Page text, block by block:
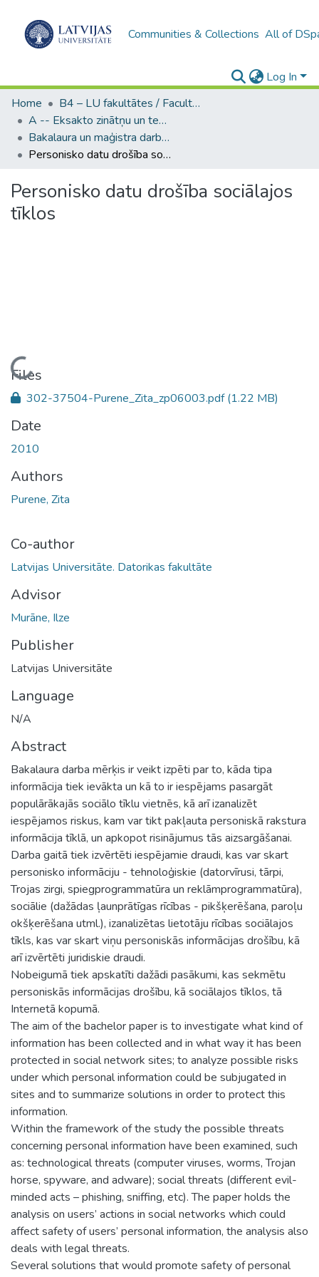
Communities & Collections All of
Log In
Home
B4 – LU fakultātes / Faculties of the UL
A -- Eksakto zinātņu un tehnoloģiju fakultāte / Faculty of Science and Technology
Bakalaura un maģistra darbi (EZTF) / Bachelor's and Master's theses
Personisko datu drošība sociālajos tīklos
Personisko datu drošība sociālajos
tīklos
Loading...
Files
302-37504-Purene_Zita_zp06003.pdf(1.22 MB)
Date
2010
Authors
Purene, Zita
Co-author
Latvijas Universitāte. Datorikas fakultāte
Advisor
Murāne, Ilze
Publisher
Latvijas Universitāte
Language
N/A
Abstract
Bakalaura darba mērķis ir veikt izpēti par to, kāda tipa
informācija tiek ievākta un kā to ir iespējams pasargāt
populārākajās sociālo tīklu vietnēs, kā arī izanalizēt
iespējamos riskus, kam var tikt pakļauta personiskā rakstura
informācija tīklā, un apkopot risinājumus tās aizsargāšanai.
Darba gaitā tiek izvērtēti iespējamie draudi, kas var skart
personisko informāciju - tehnoloģiskie (datorvīrusi, tārpi,
Trojas zirgi, spiegprogrammatūra un reklāmprogrammatūra),
sociālie (dažādas ļaunprātīgas rīcības - pikšķerēšana, paroļu
okšķerēšana utml.), izanalizētas lietotāju rīcības sociālajos
tīkls, kas var skart viņu personiskās informācijas drošību, kā
arī izvērtēti juridiskie draudi.
Nobeigumā tiek apskatīti dažādi pasākumi, kas sekmētu
personiskās informācijas drošību, kā sociālajos tīklos, tā
Internetā kopumā.
The aim of the bachelor paper is to investigate what kind of
information has been collected and in what way it has been
protected in social network sites; to analyze possible risks
under which personal information could be subjugated in
sites and to summarize solutions in order to protect this
information.
Within the framework of the study the possible threats
concerning personal information have been examined, such
as: technological threats (computer viruses, worms, Trojan
horse, spyware, and adware); social threats (different evil-
minded acts – phishing, sniffing, etc). The paper holds the
analysis on users’ actions in social networks which could
affect safety of users’ personal information, the analysis also
deals with legal threats.
Several solutions that would promote safety of personal